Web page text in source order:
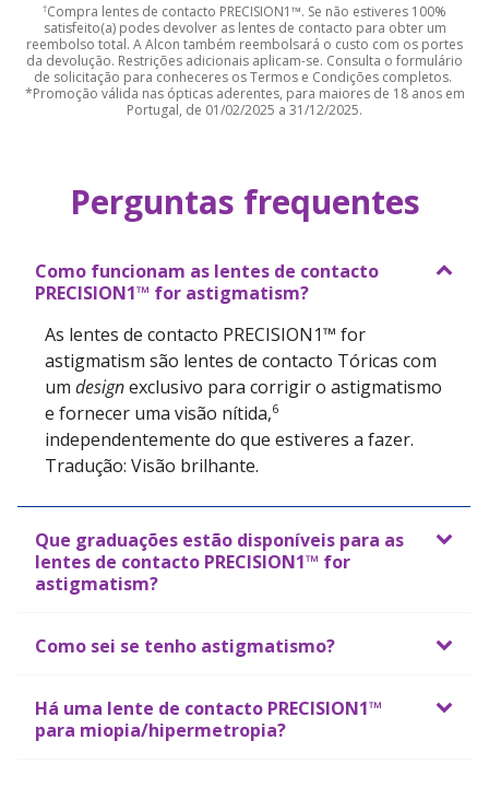
†Compra lentes de contacto PRECISION1™. Se não estiveres 100%
satisfeito(a) podes devolver as lentes de contacto para obter um
reembolso total. A Alcon também reembolsará o custo com os portes
da devolução. Restrições adicionais aplicam-se. Consulta o formulário
de solicitação para conheceres os Termos e Condições completos.
*Promoção válida nas ópticas aderentes, para maiores de 18 anos em
Portugal, de 01/02/2025 a 31/12/2025.
Perguntas frequentes
Como funcionam as lentes de contacto
PRECISION1™ for astigmatism?
As lentes de contacto PRECISION1™ for
astigmatism são lentes de contacto Tóricas com
um designexclusivo para corrigir o astigmatismo
e fornecer uma visão nítida,6
independentemente do que estiveres a fazer.
Tradução: Visão brilhante.
Que graduações estão disponíveis para as
lentes de contacto PRECISION1™ for
astigmatism?
Como sei se tenho astigmatismo?
Há uma lente de contacto PRECISION1™
para miopia/hipermetropia?